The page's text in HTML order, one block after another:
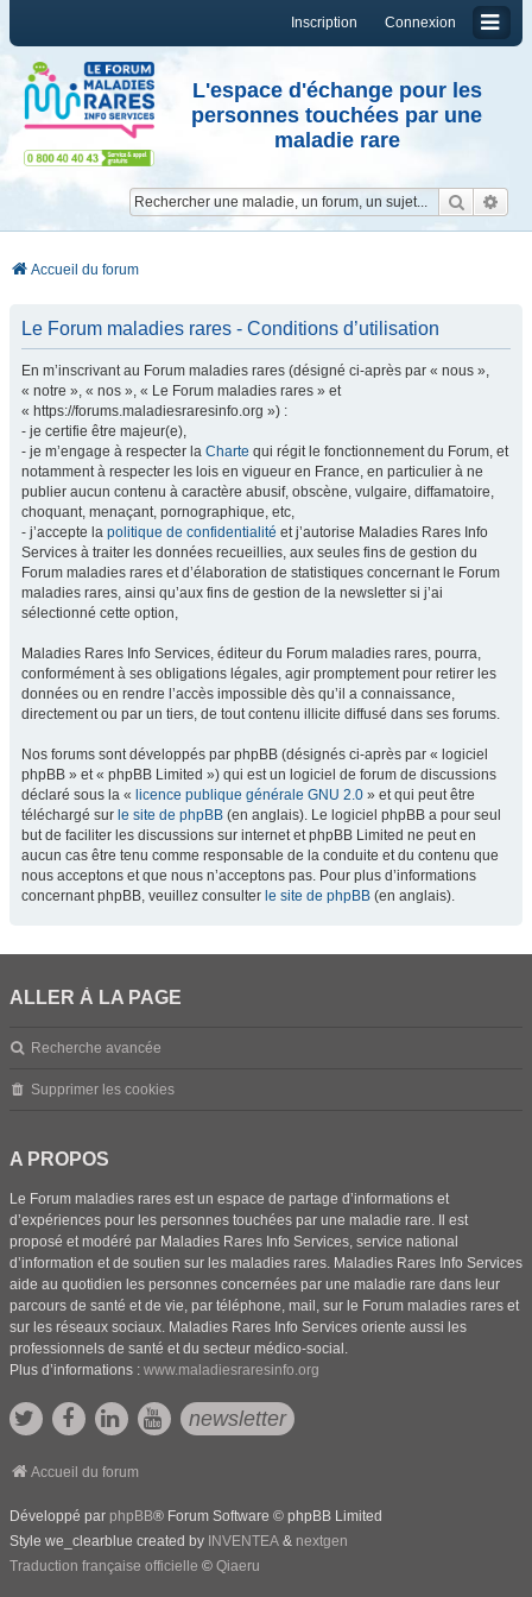
Connexion
Inscription
L'espace d'échange pour les
personnes touchées par une
maladie rare
Accueil du forum
Le Forum maladies rares - Conditions d’utilisation
En m’inscrivant au Forum maladies rares (désigné ci-après par « nous »,
« notre », « nos », « Le Forum maladies rares » et
« https://forums.maladiesraresinfo.org ») :
- je certifie être majeur(e),
- je m’engage à respecter la Charte qui régit le fonctionnement du Forum, et
notamment à respecter les lois en vigueur en France, en particulier à ne
publier aucun contenu à caractère abusif, obscène, vulgaire, diffamatoire,
choquant, menaçant, pornographique, etc,
- j’accepte la politique de confidentialité et j’autorise Maladies Rares Info
Services à traiter les données recueillies, aux seules fins de gestion du
Forum maladies rares et d’élaboration de statistiques concernant le Forum
maladies rares, ainsi qu’aux fins de gestion de la newsletter si j’ai
sélectionné cette option,
Maladies Rares Info Services, éditeur du Forum maladies rares, pourra,
conformément à ses obligations légales, agir promptement pour retirer les
données ou en rendre l’accès impossible dès qu’il a connaissance,
directement ou par un tiers, de tout contenu illicite diffusé dans ses forums.
Nos forums sont développés par phpBB (désignés ci-après par « logiciel
phpBB » et « phpBB Limited ») qui est un logiciel de forum de discussions
déclaré sous la « licence publique générale GNU 2.0 » et qui peut être
téléchargé sur le site de phpBB (en anglais). Le logiciel phpBB a pour seul
but de faciliter les discussions sur internet et phpBB Limited ne peut en
aucun cas être tenu comme responsable de la conduite et du contenu que
nous acceptons et que nous n’acceptons pas. Pour plus d’informations
concernant phpBB, veuillez consulter le site de phpBB (en anglais).
ALLER À LA PAGE
Recherche avancée
Supprimer les cookies
A PROPOS
Le Forum maladies rares est un espace de partage d’informations et
d’expériences pour les personnes touchées par une maladie rare. Il est
proposé et modéré par Maladies Rares Info Services, service national
d’information et de soutien sur les maladies rares. Maladies Rares Info Services
aide au quotidien les personnes concernées par une maladie rare dans leur
parcours de santé et de vie, par téléphone, mail, sur le Forum maladies rares et
sur les réseaux sociaux. Maladies Rares Info Services oriente aussi les
professionnels de santé et du secteur médico-social.
Plus d’informations : www.maladiesraresinfo.org
newsletter
Accueil du forum
Développé par phpBB® Forum Software © phpBB Limited
Style we_clearblue created by INVENTEA & nextgen
Traduction française officielle © Qiaeru